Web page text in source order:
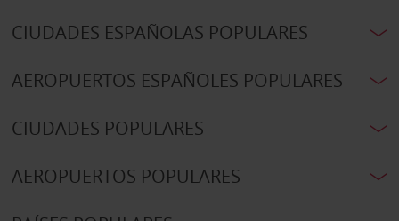
CIUDADES ESPAÑOLAS POPULARES
AEROPUERTOS ESPAÑOLES POPULARES
CIUDADES POPULARES
AEROPUERTOS POPULARES